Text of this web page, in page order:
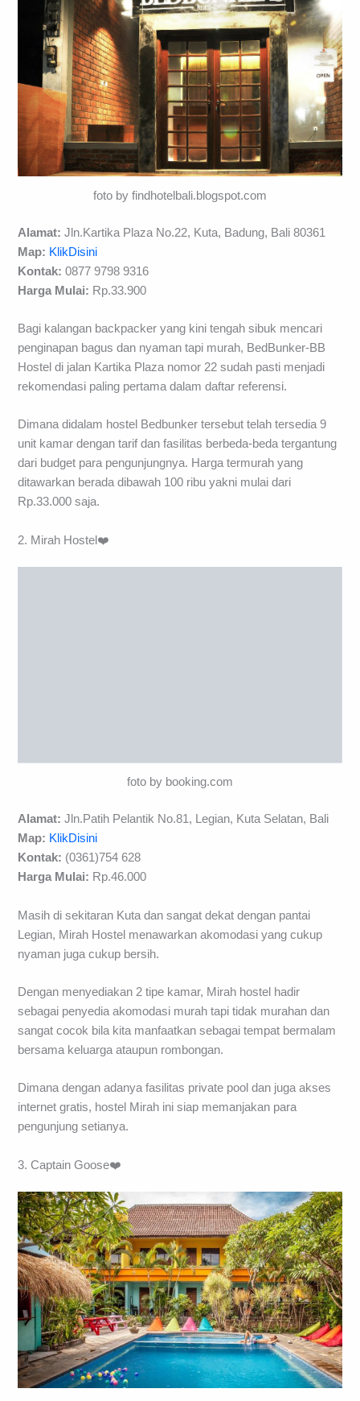
foto by findhotelbali.blogspot.com
Alamat: Jln.Kartika Plaza No.22, Kuta, Badung, Bali 80361
Map: KlikDisini
Kontak: 0877 9798 9316
Harga Mulai: Rp.33.900
Bagi kalangan backpacker yang kini tengah sibuk mencari
penginapan bagus dan nyaman tapi murah, BedBunker-BB
Hostel di jalan Kartika Plaza nomor 22 sudah pasti menjadi
rekomendasi paling pertama dalam daftar referensi.
Dimana didalam hostel Bedbunker tersebut telah tersedia 9
unit kamar dengan tarif dan fasilitas berbeda-beda tergantung
dari budget para pengunjungnya. Harga termurah yang
ditawarkan berada dibawah 100 ribu yakni mulai dari
Rp.33.000 saja.
2. Mirah Hostel❤️
foto by booking.com
Alamat: Jln.Patih Pelantik No.81, Legian, Kuta Selatan, Bali
Map: KlikDisini
Kontak: (0361)754 628
Harga Mulai: Rp.46.000
Masih di sekitaran Kuta dan sangat dekat dengan pantai
Legian, Mirah Hostel menawarkan akomodasi yang cukup
nyaman juga cukup bersih.
Dengan menyediakan 2 tipe kamar, Mirah hostel hadir
sebagai penyedia akomodasi murah tapi tidak murahan dan
sangat cocok bila kita manfaatkan sebagai tempat bermalam
bersama keluarga ataupun rombongan.
Dimana dengan adanya fasilitas private pool dan juga akses
internet gratis, hostel Mirah ini siap memanjakan para
pengunjung setianya.
3. Captain Goose❤️